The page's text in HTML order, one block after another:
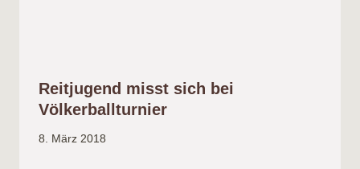
Reitjugend misst sich bei
Völkerballturnier
8. März 2018